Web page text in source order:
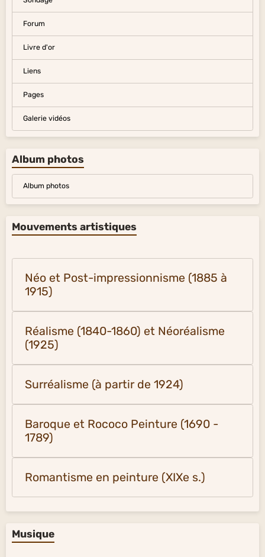
Forum
Livre d'or
Liens
Pages
Galerie vidéos
Album photos
Album photos
Mouvements artistiques
Néo et Post-impressionnisme (1885 à
1915)
Réalisme (1840-1860) et Néoréalisme
(1925)
Surréalisme (à partir de 1924)
Baroque et Rococo Peinture (1690 -
1789)
Romantisme en peinture (XIXe s.)
Musique